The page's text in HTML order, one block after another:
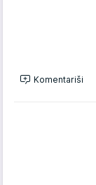
Komentariši